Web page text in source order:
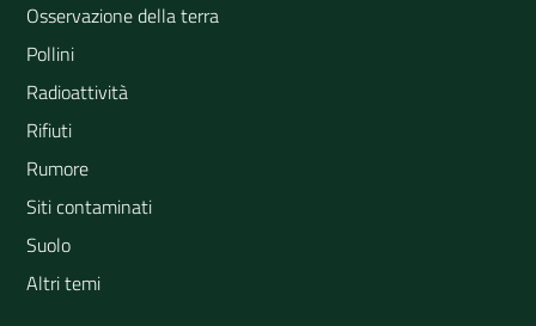
Osservazione della terra
Pollini
Radioattività
Rifiuti
Rumore
Siti contaminati
Suolo
Altri temi